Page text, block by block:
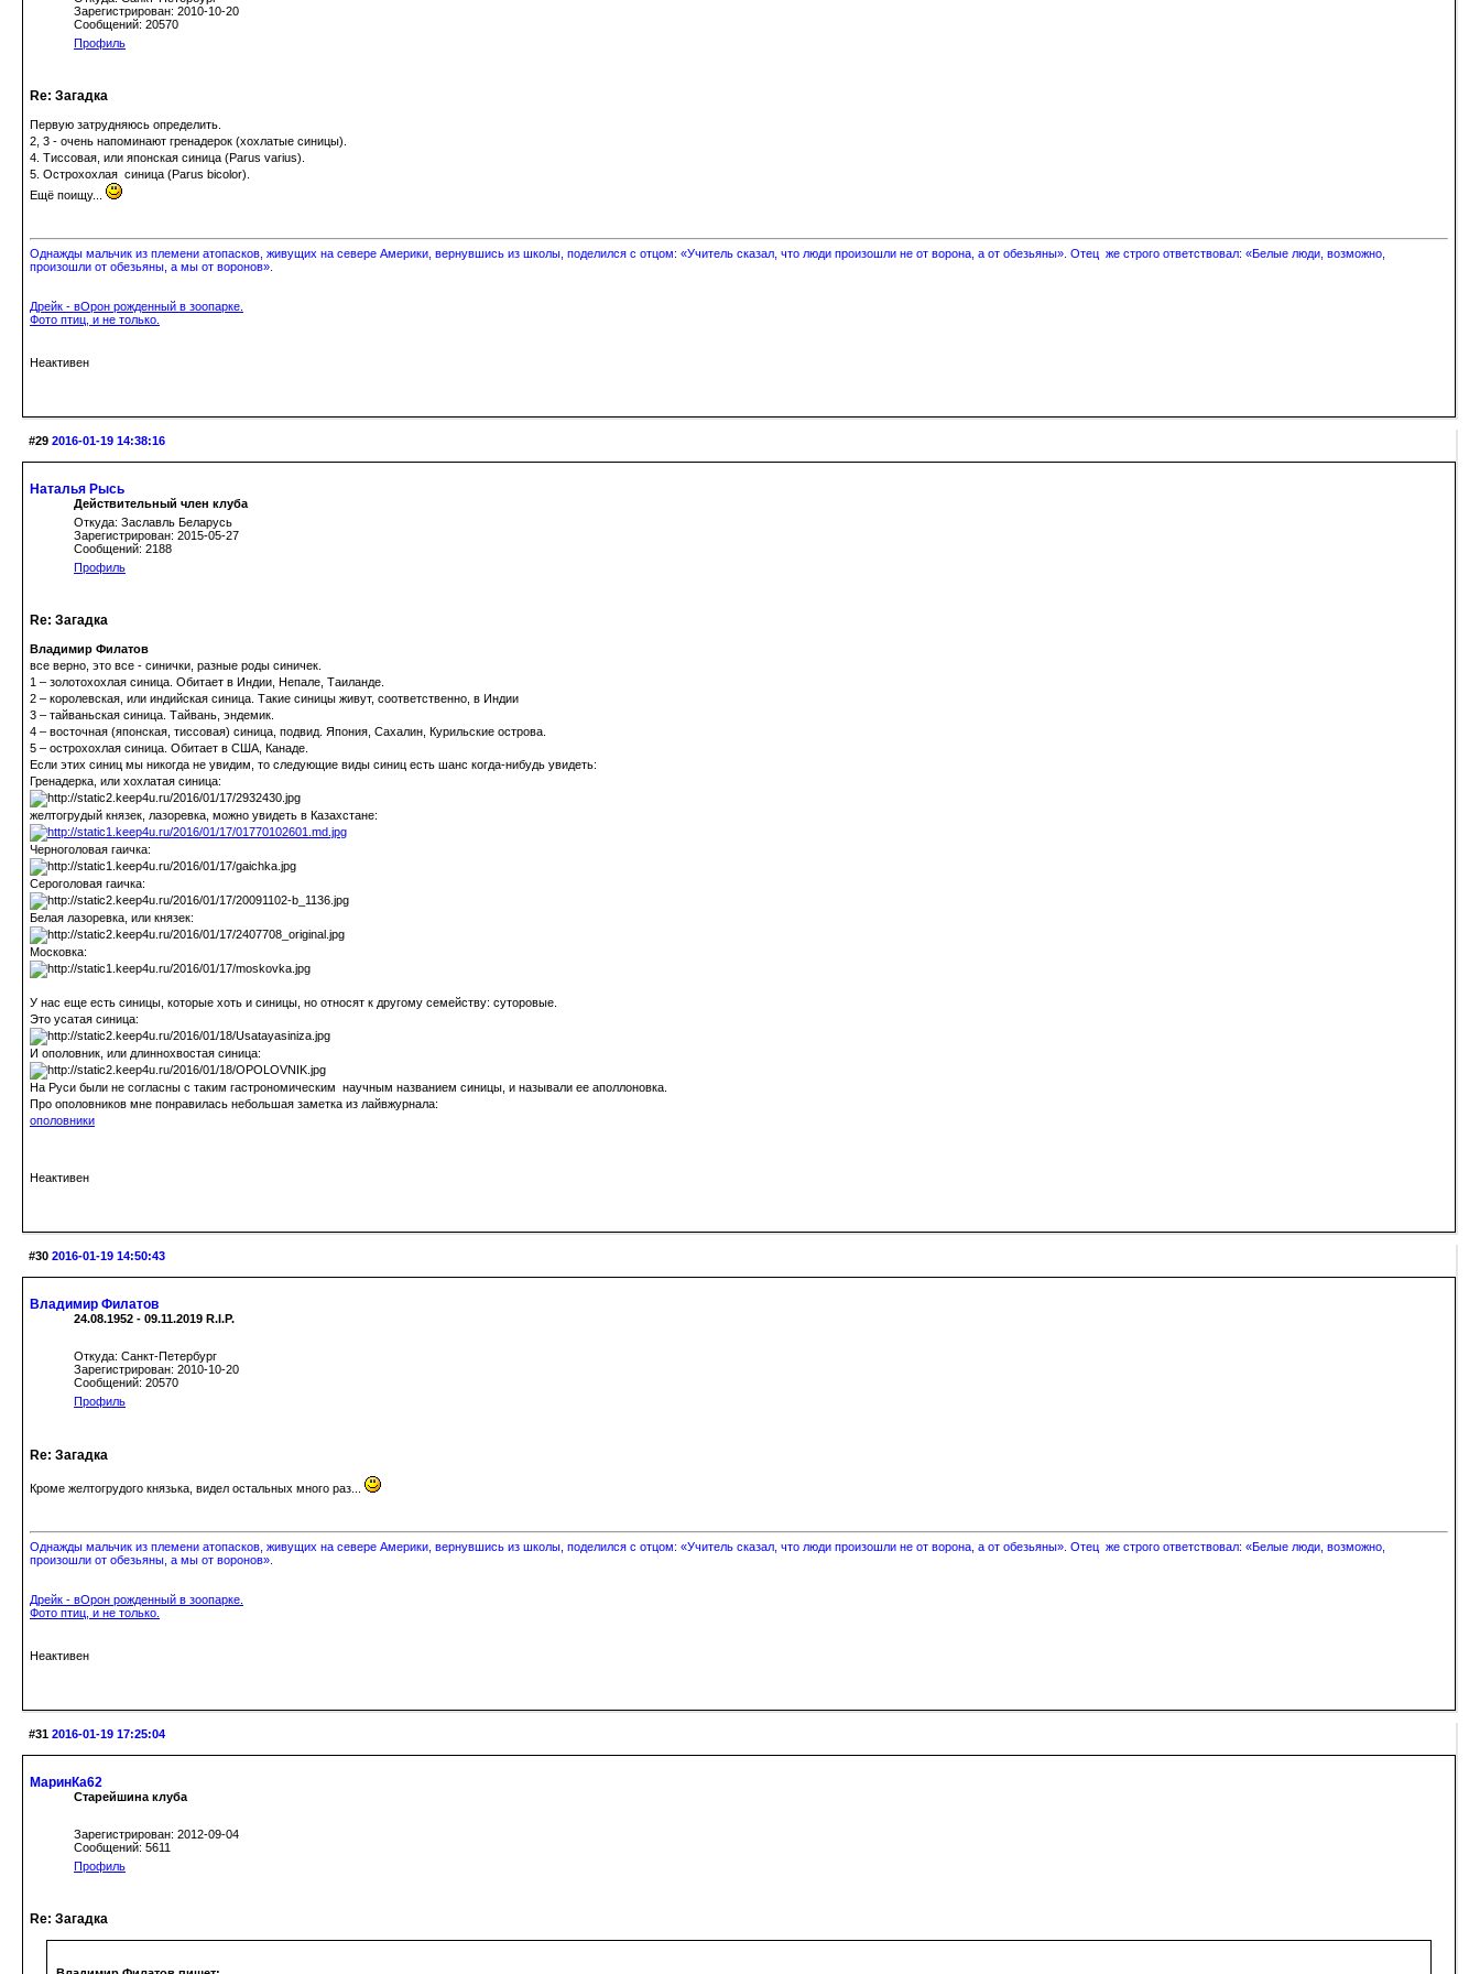
Зарегистрирован: 2010-10-20
Сообщений: 20570
Профиль
Re: Загадка
Первую затрудняюсь определить.
2, 3 - очень напоминают гренадерок (хохлатые синицы).
4. Тиссовая, или японская синица (Parus varius).
5. Острохохлая синица (Parus bicolor).
Ещё поищу...
Однажды мальчик из племени атопасков, живущих на севере Америки, вернувшись из школы, поделился с отцом: «Учитель сказал, что люди произошли не от ворона, а от обезьяны». Отец же строго ответствовал: «Белые люди, возможно,
произошли от обезьяны, а мы от воронов».
Дрейк - вОрон рожденный в зоопарке.
Фото птиц, и не только.
Неактивен
#29 2016-01-19 14:38:16
Наталья Рысь
Действительный член клуба
Откуда: Заславль Беларусь
Зарегистрирован: 2015-05-27
Сообщений: 2188
Профиль
Re: Загадка
Владимир Филатов
все верно, это все - синички, разные роды синичек.
1 – золотохохлая синица. Обитает в Индии, Непале, Таиланде.
2 – королевская, или индийская синица. Такие синицы живут, соответственно, в Индии
3 – тайваньская синица. Тайвань, эндемик.
4 – восточная (японская, тиссовая) синица, подвид. Япония, Сахалин, Курильские острова.
5 – острохохлая синица. Обитает в США, Канаде.
Если этих синиц мы никогда не увидим, то следующие виды синиц есть шанс когда-нибудь увидеть:
Гренадерка, или хохлатая синица:
желтогрудый князек, лазоревка, можно увидеть в Казахстане:
Черноголовая гаичка:
Сероголовая гаичка:
Белая лазоревка, или князек:
Московка:
У нас еще есть синицы, которые хоть и синицы, но относят к другому семейству: суторовые.
Это усатая синица:
И ополовник, или длиннохвостая синица:
На Руси были не согласны с таким гастрономическим научным названием синицы, и называли ее аполлоновка.
Про ополовников мне понравилась небольшая заметка из лайвжурнала:
ополовники
Неактивен
#30 2016-01-19 14:50:43
Владимир Филатов
24.08.1952 - 09.11.2019 R.I.P.
Откуда: Санкт-Петербург
Зарегистрирован: 2010-10-20
Сообщений: 20570
Профиль
Re: Загадка
Кроме желтогрудого князька, видел остальных много раз...
Однажды мальчик из племени атопасков, живущих на севере Америки, вернувшись из школы, поделился с отцом: «Учитель сказал, что люди произошли не от ворона, а от обезьяны». Отец же строго ответствовал: «Белые люди, возможно,
произошли от обезьяны, а мы от воронов».
Дрейк - вОрон рожденный в зоопарке.
Фото птиц, и не только.
Неактивен
#31 2016-01-19 17:25:04
МаринКа62
Старейшина клуба
Зарегистрирован: 2012-09-04
Сообщений: 5611
Профиль
Re: Загадка